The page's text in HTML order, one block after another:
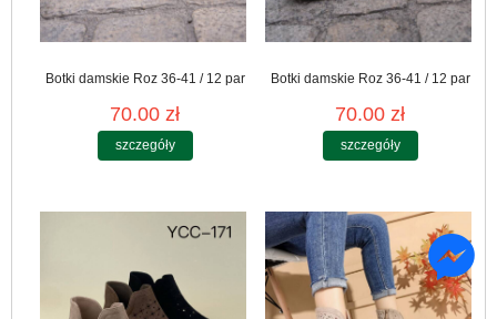
Botki damskie Roz 36-41 / 12 par
70.00 zł
szczegóły
Botki damskie Roz 36-41 / 12 par
70.00 zł
szczegóły